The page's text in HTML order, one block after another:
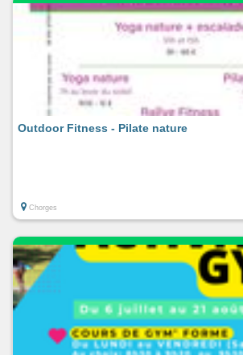
Outdoor Fitness - Pilate nature
Chorges